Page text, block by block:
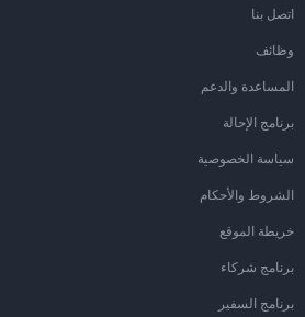
اتصل بنا
وظائف
المساعدة والدعم
برنامج الإحالة
سياسة الخصوصية
الشروط والأحكام
خريطة الموقع
برنامج شركاء
برنامج السفير